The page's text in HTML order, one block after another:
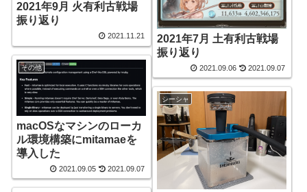
2021年9月 火有利古戦場
振り返り
2021.11.21
2021年7月 土有利古戦場
振り返り
2021.09.06 2021.09.07
その他
macOSなマシンのローカ
ル環境構築にmitamaeを
導入した
2021.09.05 2021.09.07
シーシャ